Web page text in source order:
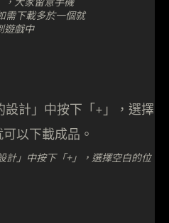
需下載多於一個就
遊戲中
計」中按下「+」，選擇空白的位